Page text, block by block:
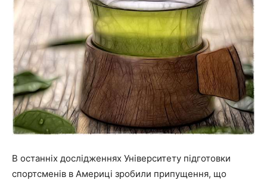
В останніх дослідженнях Університету підготовки
спортсменів в Америці зробили припущення, що